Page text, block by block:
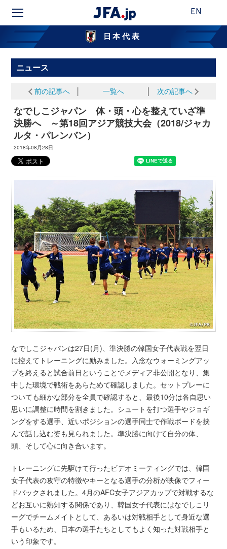
EN
日本代表
ニュース
前の記事へ 一覧へ 次の記事へ
なでしこジャパン 体・頭・心を整えていざ準
決勝へ ～第18回アジア競技大会（2018/ジャカ
ルタ・パレンバン）
2018年08月28日
なでしこジャパンは27日(月)、準決勝の韓国女子代表戦を翌日
に控えてトレーニングに励みました。入念なウォーミングアッ
プを終えると試合前日ということでメディア非公開となり、集
中した環境で戦術をあらためて確認しました。セットプレーに
ついても細かな部分を全員で確認すると、最後10分は各自思い
思いに調整に時間を割きました。シュートを打つ選手やジョギ
ングをする選手、近いポジションの選手同士で作戦ボードを挟
んで話し込む姿も見られました。準決勝に向けて自分の体、
頭、そして心に向き合います。
トレーニングに先駆けて行ったビデオミーティングでは、韓国
女子代表の攻守の特徴やキーとなる選手の分析が映像でフィー
ドバックされました。4月のAFC女子アジアカップで対戦するな
どお互いに熟知する関係であり、韓国女子代表にはなでしこリ
ーグでチームメイトとして、あるいは対戦相手として身近な選
手もいるため、日本の選手たちとしてもよく知った対戦相手と
いう印象です。